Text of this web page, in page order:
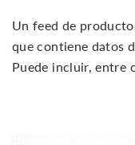
Un feed de
que contiene datos
Puede incluir, entre